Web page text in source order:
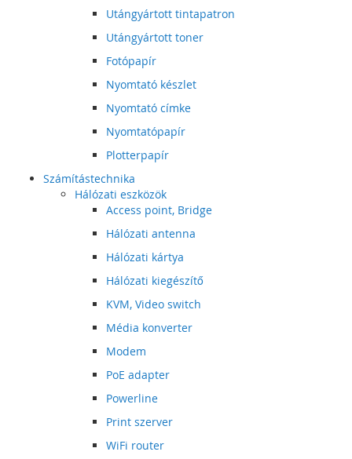
Utángyártott tintapatron
Utángyártott toner
Fotópapír
Nyomtató készlet
Nyomtató címke
Nyomtatópapír
Plotterpapír
Számítástechnika
Hálózati eszközök
Access point, Bridge
Hálózati antenna
Hálózati kártya
Hálózati kiegészítő
KVM, Video switch
Média konverter
Modem
PoE adapter
Powerline
Print szerver
WiFi router